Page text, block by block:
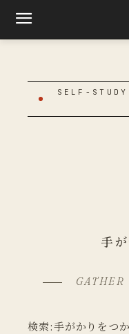
SELF-
手
検索:手がかりをつ